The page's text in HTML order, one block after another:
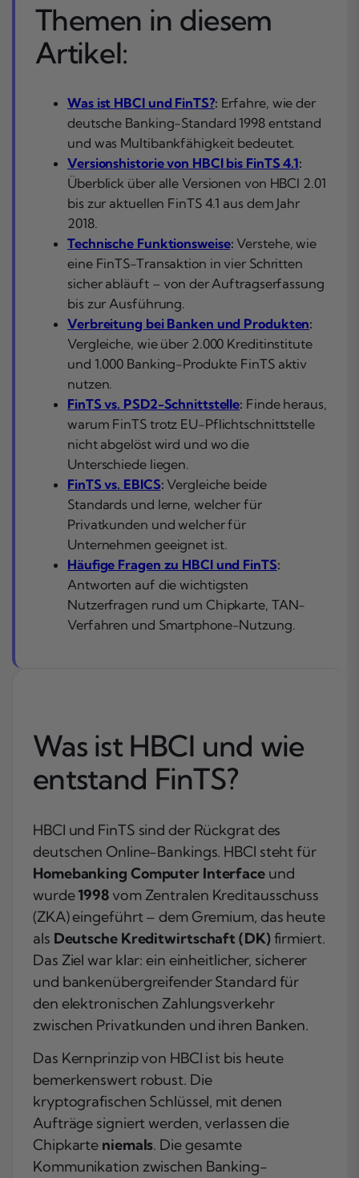
Themen in diesem
Artikel:
Was ist HBCI und FinTS?: Erfahre, wie der
deutsche Banking-Standard 1998 entstand
und was Multibankfähigkeit bedeutet.
Versionshistorie von HBCI bis FinTS 4.1:
Überblick über alle Versionen von HBCI 2.01
bis zur aktuellen FinTS 4.1 aus dem Jahr
2018.
Technische Funktionsweise: Verstehe, wie
eine FinTS-Transaktion in vier Schritten
sicher abläuft – von der Auftragserfassung
bis zur Ausführung.
Verbreitung bei Banken und Produkten:
Vergleiche, wie über 2.000 Kreditinstitute
und 1.000 Banking-Produkte FinTS aktiv
nutzen.
FinTS vs. PSD2-Schnittstelle: Finde heraus,
warum FinTS trotz EU-Pflichtschnittstelle
nicht abgelöst wird und wo die
Unterschiede liegen.
FinTS vs. EBICS: Vergleiche beide
Standards und lerne, welcher für
Privatkunden und welcher für
Unternehmen geeignet ist.
Häufige Fragen zu HBCI und FinTS:
Antworten auf die wichtigsten
Nutzerfragen rund um Chipkarte, TAN-
Verfahren und Smartphone-Nutzung.
Was ist HBCI und wie
entstand FinTS?
HBCI und FinTS sind der Rückgrat des
deutschen Online-Bankings. HBCI steht für
Homebanking Computer Interface und
wurde1998 vom Zentralen Kreditausschuss
(ZKA) eingeführt – dem Gremium, das heute
als Deutsche Kreditwirtschaft (DK)firmiert.
Das Ziel war klar: ein einheitlicher, sicherer
und bankenübergreifender Standard für
den elektronischen Zahlungsverkehr
zwischen Privatkunden und ihren Banken.
Das Kernprinzip von HBCI ist bis heute
bemerkenswert robust. Die
kryptografischen Schlüssel, mit denen
Aufträge signiert werden, verlassen die
Chipkarte niemals. Die gesamte
Kommunikation zwischen Banking-